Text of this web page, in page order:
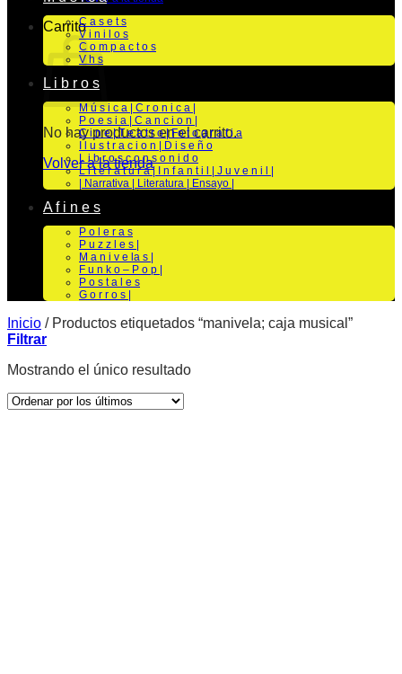
Carrito
No hay productos en el carrito.
Volver a la tienda
C a s e t s
V i n i l o s
C o m p a c t o s
V h s
L i b r o s
M ú s i c a | C r o n i c a |
P o e s i a | C a n c i o n |
C i n e | T e a t r o | Fo t o g r a f i a
I l u s t r a c i o n | D i s e ñ o
L i b r o s c o n s o n i d o
L i t e r a t u r a | I n f a n t i l | J u v e n i l |
| Narrativa | Literatura | Ensayo |
A f i n e s
P o l e r a s
P u z z l e s |
M a n i v e la s |
F u n k o – P o p |
P o s t a l e s
G o r r o s |
Inicio /Productos etiquetados “manivela; caja musical”
Filtrar
Mostrando el único resultado